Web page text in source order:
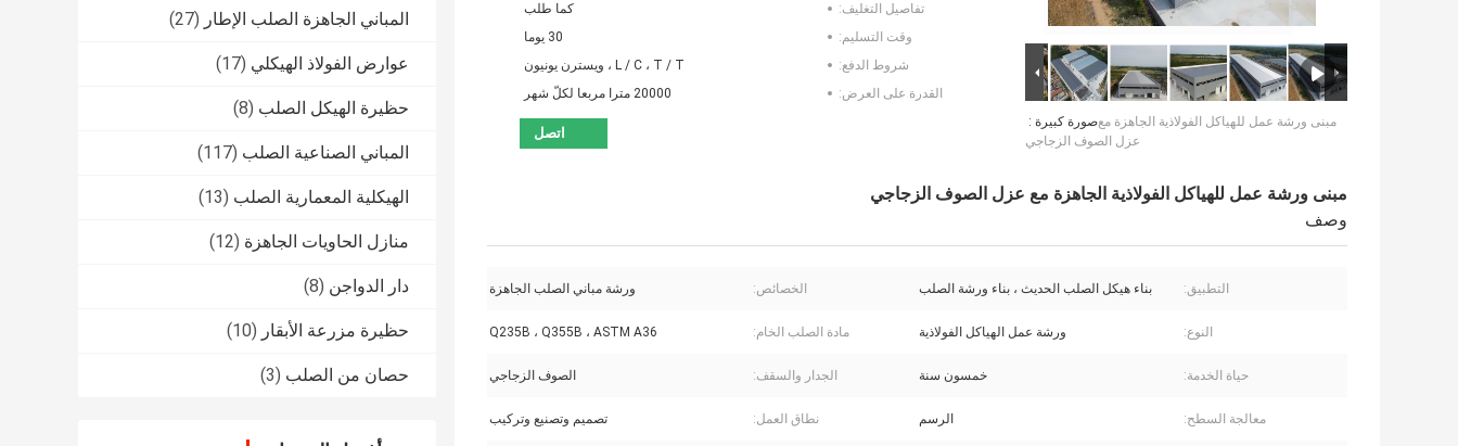
المباني الجاهزة الصلب الإطار (27)
عوارض الفولاذ الهيكلي (17)
حظيرة الهيكل الصلب (8)
المباني الصناعية الصلب (117)
الهيكلية المعمارية الصلب (13)
منازل الحاويات الجاهزة (12)
دار الدواجن (8)
حظيرة مزرعة الأبقار (10)
حصان من الصلب (3)
صورة كبيرة :مبنى ورشة عمل للهياكل الفولاذية الجاهزة مع
عزل الصوف الزجاجي
تفاصيل التغليف:
كما طلب
وقت التسليم:
30 يوما
شروط الدفع:
L / C ، T / T ، ويسترن يونيون
القدرة على العرض:
20000 مترا مربعا لكلّ شهر
اتصل
مبنى ورشة عمل للهياكل الفولاذية الجاهزة مع عزل الصوف الزجاجي
وصف
التطبيق: بناء هيكل الصلب الحديث ، بناء ورشة الصلب الخصائص: ورشة مباني الصلب الجاهزة
النوع: ورشة عمل الهياكل الفولاذية مادة الصلب الخام: Q235B ، Q355B ، ASTM A36
حياة الخدمة: خمسون سنة الجدار والسقف: الصوف الزجاجي
معالجة السطح: الرسم نطاق العمل: تصميم وتصنيع وتركيب